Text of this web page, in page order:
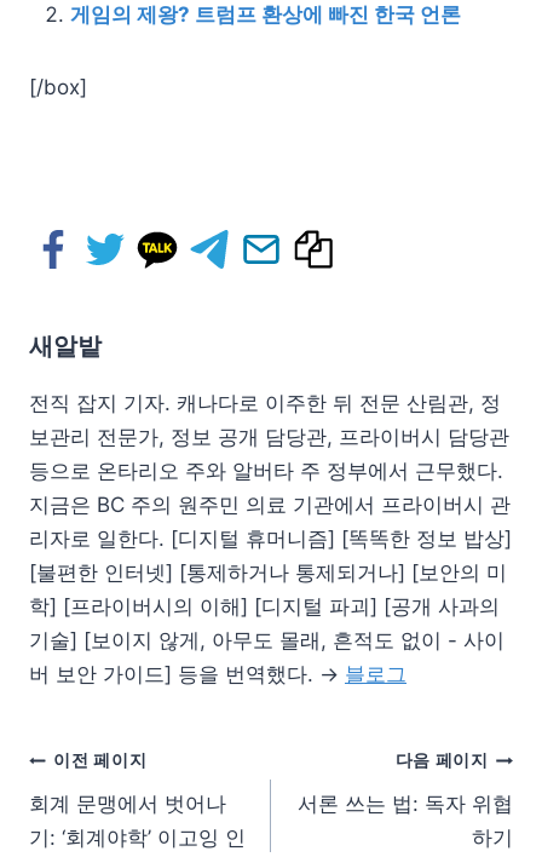
게임의 제왕? 트럼프 환상에 빠진 한국 언론
[/box]
새알밭
전직 잡지 기자. 캐나다로 이주한 뒤 전문 산림관, 정
보관리 전문가, 정보 공개 담당관, 프라이버시 담당관
등으로 온타리오 주와 알버타 주 정부에서 근무했다.
지금은 BC 주의 원주민 의료 기관에서 프라이버시 관
리자로 일한다. [디지털 휴머니즘] [똑똑한 정보 밥상]
[불편한 인터넷] [통제하거나 통제되거나] [보안의 미
학] [프라이버시의 이해] [디지털 파괴] [공개 사과의
기술] [보이지 않게, 아무도 몰래, 흔적도 없이 - 사이
버 보안 가이드] 등을 번역했다. → 블로그
이전 페이지
회계 문맹에서 벗어나
기: ‘회계야학’ 이고잉 인
다음 페이지
서론 쓰는 법: 독자 위협
하기